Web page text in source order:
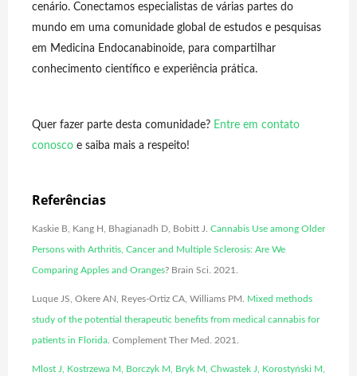
cenário. Conectamos especialistas de várias partes do
mundo em uma comunidade global de estudos e pesquisas
em Medicina Endocanabinoide, para compartilhar
conhecimento científico e experiência prática.
Quer fazer parte desta comunidade? Entre em contato
conosco e saiba mais a respeito!
Referências
Kaskie B, Kang H, Bhagianadh D, Bobitt J. Cannabis Use among Older
Persons with Arthritis, Cancer and Multiple Sclerosis: Are We
Comparing Apples and Oranges? Brain Sci. 2021.
Luque JS, Okere AN, Reyes-Ortiz CA, Williams PM. Mixed methods
study of the potential therapeutic benefits from medical cannabis for
patients in Florida . Complement Ther Med. 2021.
Mlost J, Kostrzewa M, Borczyk M, Bryk M, Chwastek J, Korostyński M,